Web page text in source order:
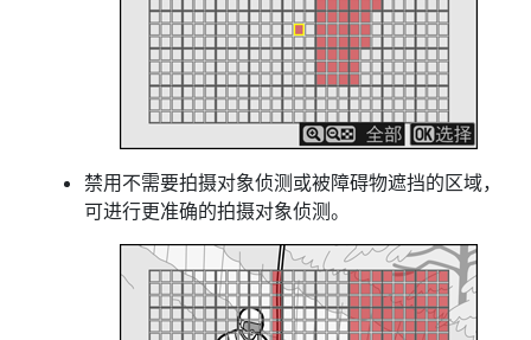
禁用不需要拍摄对象侦测或被障碍物遮挡的区域，
可进行更准确的拍摄对象侦测。